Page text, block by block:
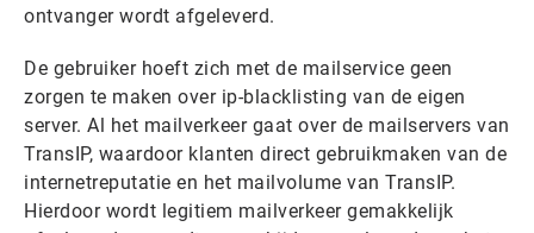
ontvanger wordt afgeleverd.
De gebruiker hoeft zich met de mailservice geen
zorgen te maken over ip-blacklisting van de eigen
server. Al het mailverkeer gaat over de mailservers van
TransIP, waardoor klanten direct gebruikmaken van de
internetreputatie en het mailvolume van TransIP.
Hierdoor wordt legitiem mailverkeer gemakkelijk